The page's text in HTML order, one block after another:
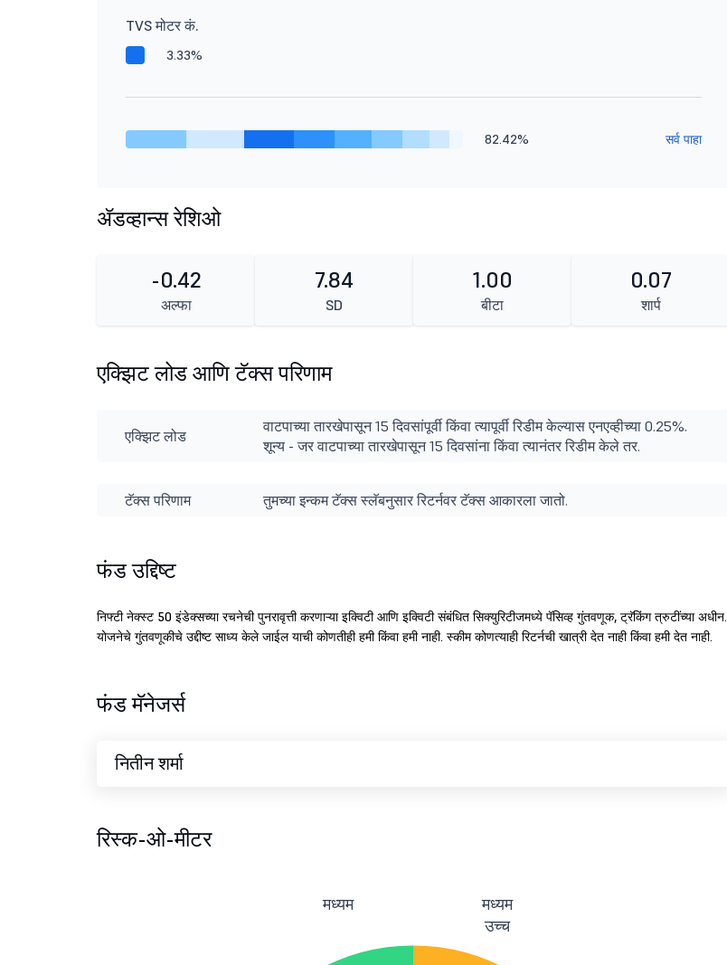
TVS मोटर कं.
3.33%
82.42% सर्व पाहा
ॲडव्हान्स रेशिओ
-0.42
अल्फा
7.84
SD
1.00
बीटा
0.07
शार्प
एक्झिट लोड आणि टॅक्स परिणाम
एक्झिट लोड
वाटपाच्या तारखेपासून 15 दिवसांपूर्वी किंवा त्यापूर्वी रिडीम केल्यास एनएव्हीच्या 0.25%.
शून्य - जर वाटपाच्या तारखेपासून 15 दिवसांना किंवा त्यानंतर रिडीम केले तर.
टॅक्स परिणाम तुमच्या इन्कम टॅक्स स्लॅबनुसार रिटर्नवर टॅक्स आकारला जातो.
फंड उद्दिष्ट
निफ्टी नेक्स्ट 50 इंडेक्सच्या रचनेची पुनरावृत्ती करणाऱ्या इक्विटी आणि इक्विटी संबंधित सिक्युरिटीजमध्ये पॅसिव्ह गुंतवणूक, ट्रॅकिंग त्रुटींच्या अधीन.
योजनेचे गुंतवणूकीचे उद्दीष्ट साध्य केले जाईल याची कोणतीही हमी किंवा हमी नाही. स्कीम कोणत्याही रिटर्नची खात्री देत नाही किंवा हमी देत नाही.
फंड मॅनेजर्स
नितीन शर्मा
रिस्क-ओ-मीटर
मध्यम
मध्यम
उच्च